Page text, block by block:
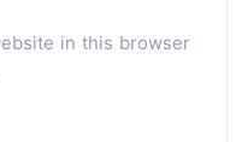
in this browser